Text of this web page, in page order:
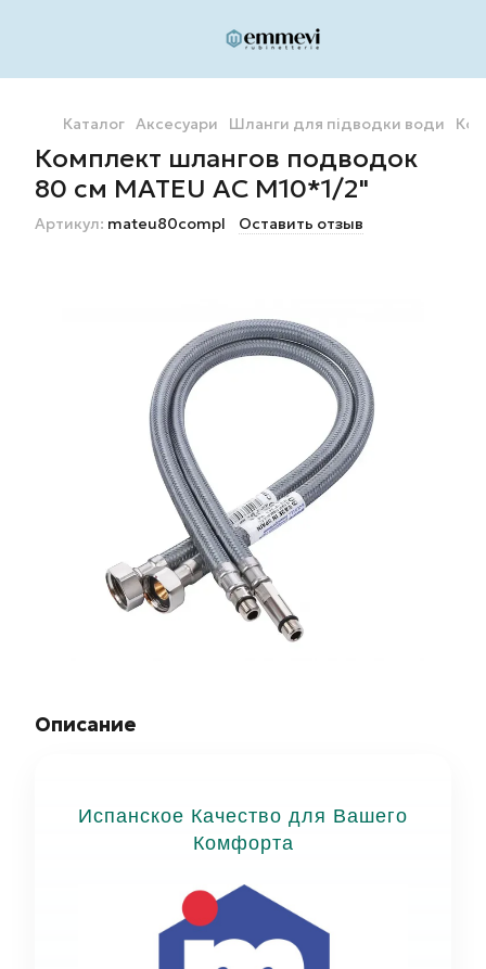
Каталог Аксесуари Шланги для підводки води
Комплект шлангов подводок
80 см MATEU AC М10*1/2"
Артикул: mateu80compl Оставить отзыв
Описание
Испанское Качество для Вашего
Комфорта